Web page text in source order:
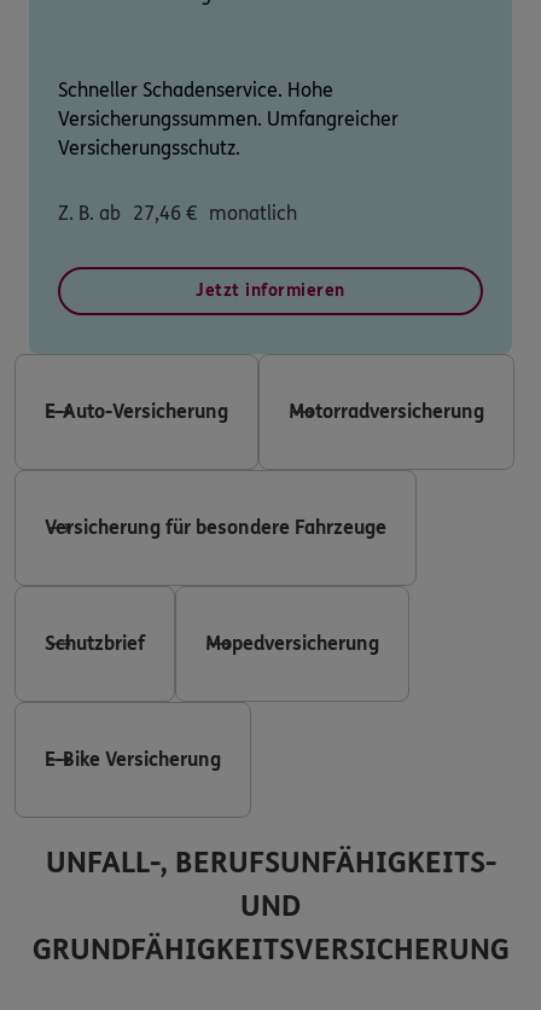
Schneller Schadenservice. Hohe
Versicherungssummen. Umfangreicher
Versicherungsschutz.
Z. B. ab 27,46 € monatlich
Jetzt informieren
E-Auto-Versicherung Motorradversicherung
Versicherung für besondere Fahrzeuge
Schutzbrief Mopedversicherung
E-Bike Versicherung
UNFALL-, BERUFSUNFÄHIGKEITS-
UND
GRUNDFÄHIGKEITSVERSICHERUNG